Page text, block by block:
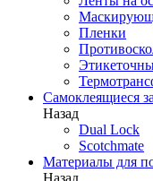
Пленки
Cамоклеящиеся
Назад
Dual Lock
Scotchmate
Материалы для
Назад